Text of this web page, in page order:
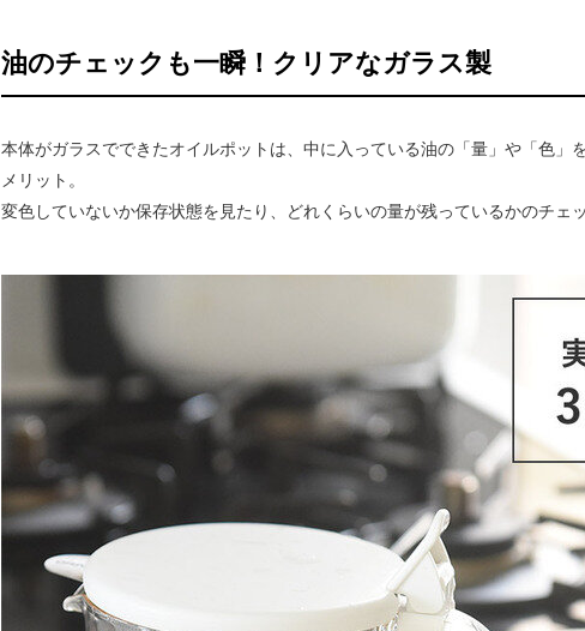
油のチェックも一瞬！クリアなガラス製
本体がガラスでできたオイルポットは、中に入っている油の「量」や「色」
メリット。
変色していないか保存状態を見たり、どれくらいの量が残っているかのチェ